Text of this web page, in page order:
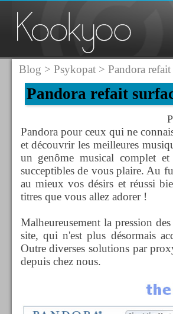
Blog > Psykopat> Pandora refait
Pandora refait
Pandora pour ceux qui ne
et découvrir les meilleures
un genôme musical complet
succeptibles de vous plaire. Au
au mieux vos désirs et réussi
titres que vous allez adorer !
Malheureusement la pression
site, qui n'est plus désormais
Outre diverses solutions par
depuis chez nous.